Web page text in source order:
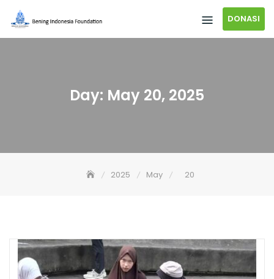
DONASI
Day: May 20, 2025
2025 May 20